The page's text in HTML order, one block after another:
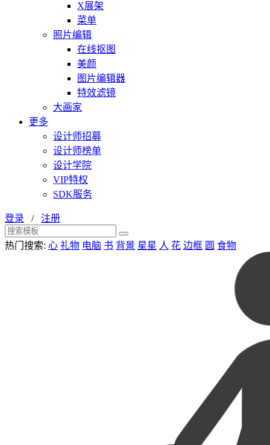
X展架
菜单
照片编辑
在线抠图
美颜
图片编辑器
特效滤镜
大画家
更多
设计师招募
设计师榜单
设计学院
VIP特权
SDK服务
登录 / 注册
热门搜索: 心 礼物 电脑 书 背景 星星 人 花 边框 圆 食物